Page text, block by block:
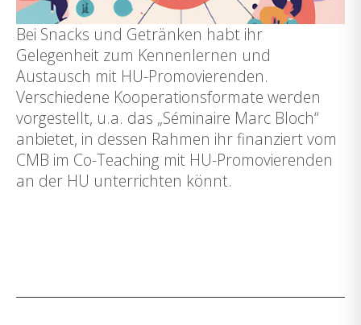
Bei Snacks und Getränken habt ihr
Gelegenheit zum Kennenlernen und
Austausch mit HU-Promovierenden.
Verschiedene Kooperationsformate werden
vorgestellt, u.a. das „Séminaire Marc Bloch“
anbietet, in dessen Rahmen ihr finanziert vom
CMB im Co-Teaching mit HU-Promovierenden
an der HU unterrichten könnt.